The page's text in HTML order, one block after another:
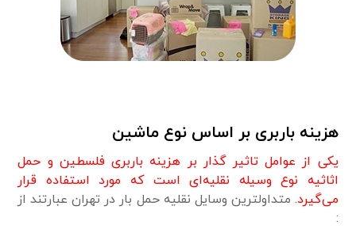
هزینه باربری بر اساس نوع ماشین
یکی از عوامل تاثیر گذار بر هزینه باربری فلسطین و حمل
اثاثیه نوع وسیله نقلیه‌ای است که مورد استفاده قرار
می‌گیرد. متداولترین وسایل نقلیه حمل بار در تهران عبارتند از
: